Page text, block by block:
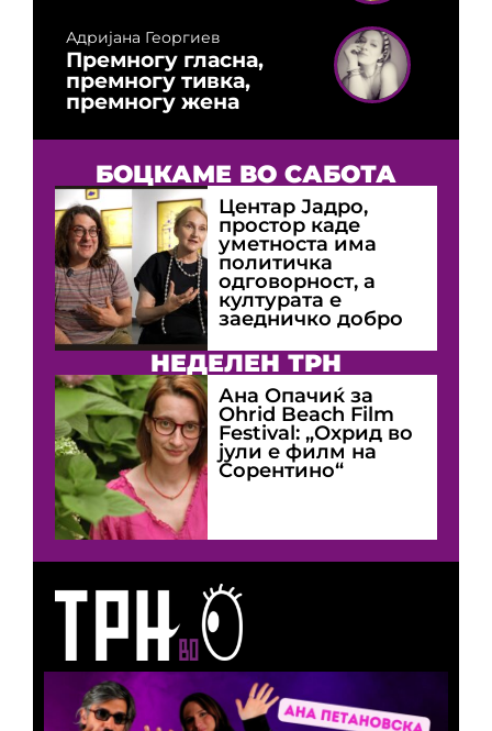
Адријана Георгиев
Премногу гласна,
премногу тивка,
премногу жена
БОЦКАМЕ ВО САБОТА
Центар Јадро,
простор каде
уметноста има
политичка
одговорност, а
културата е
заедничко добро
НЕДЕЛЕН ТРН
Ана Опачиќ за
Оhrid Beach Film
Festival: „Охрид во
јули е филм на
Сорентино“